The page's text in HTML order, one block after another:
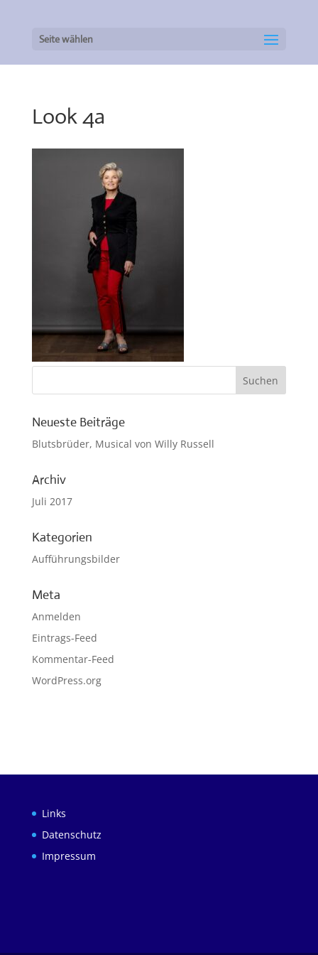
Seite wählen
Look 4a
Neueste Beiträge
Blutsbrüder, Musical von Willy Russell
Archiv
Juli 2017
Kategorien
Aufführungsbilder
Meta
Anmelden
Eintrags-Feed
Kommentar-Feed
WordPress.org
Links
Datenschutz
Impressum